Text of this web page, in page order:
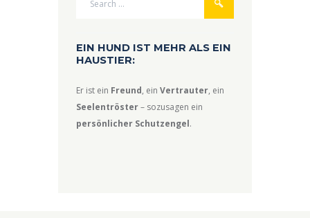
EIN HUND IST MEHR ALS EIN
HAUSTIER:
Er ist ein Freund, einVertrauter, ein
Seelentröster– sozusagen ein
persönlicher Schutzengel.